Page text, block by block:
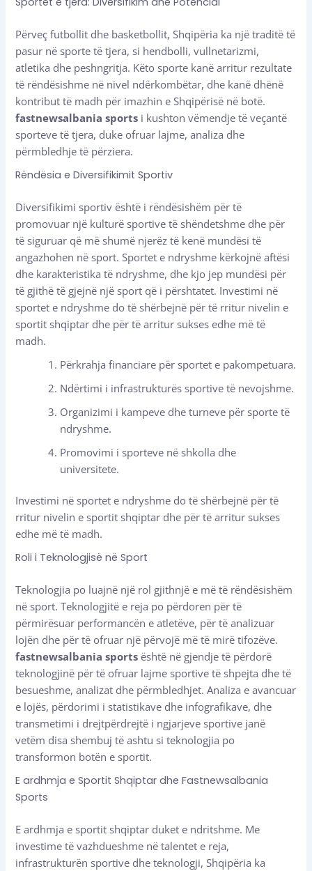
Përveç futbollit dhe basketbollit, Shqipëria ka një traditë të
pasur në sporte të tjera, si hendbolli, vullnetarizmi,
atletika dhe peshngritja. Këto sporte kanë arritur rezultate
të rëndësishme në nivel ndërkombëtar, dhe kanë dhënë
kontribut të madh për imazhin e Shqipërisë në botë.
fastnewsalbania sports i kushton vëmendje të veçantë
sporteve të tjera, duke ofruar lajme, analiza dhe
përmbledhje të përziera.
Rëndësia e Diversifikimit Sportiv
Diversifikimi sportiv është i rëndësishëm për të
promovuar një kulturë sportive të shëndetshme dhe për
të siguruar që më shumë njerëz të kenë mundësi të
angazhohen në sport. Sportet e ndryshme kërkojnë aftësi
dhe karakteristika të ndryshme, dhe kjo jep mundësi për
të gjithë të gjejnë një sport që i përshtatet. Investimi në
sportet e ndryshme do të shërbejnë për të rritur nivelin e
sportit shqiptar dhe për të arritur sukses edhe më të
madh.
Përkrahja financiare për sportet e pakompetuara.
Ndërtimi i infrastrukturës sportive të nevojshme.
Organizimi i kampeve dhe turneve për sporte të
ndryshme.
Promovimi i sporteve në shkolla dhe
universitete.
Investimi në sportet e ndryshme do të shërbejnë për të
rritur nivelin e sportit shqiptar dhe për të arritur sukses
edhe më të madh.
Roli i Teknologjisë në Sport
Teknologjia po luajnë një rol gjithnjë e më të rëndësishëm
në sport. Teknologjitë e reja po përdoren për të
përmirësuar performancën e atletëve, për të analizuar
lojën dhe për të ofruar një përvojë më të mirë tifozëve.
fastnewsalbania sports është në gjendje të përdorë
teknologjinë për të ofruar lajme sportive të shpejta dhe të
besueshme, analizat dhe përmbledhjet. Analiza e avancuar
e lojës, përdorimi i statistikave dhe infografikave, dhe
transmetimi i drejtpërdrejtë i ngjarjeve sportive janë
vetëm disa shembuj të ashtu si teknologjia po
transformon botën e sportit.
E ardhmja e Sportit Shqiptar dhe Fastnewsalbania
Sports
E ardhmja e sportit shqiptar duket e ndritshme. Me
investime të vazhdueshme në talentet e reja,
infrastrukturën sportive dhe teknologji, Shqipëria ka